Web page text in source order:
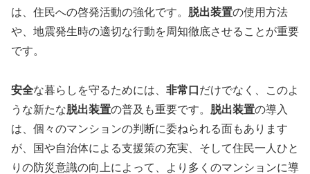
は、住民への啓発活動の強化です。 脱出装置の使用方法
や、地震発生時の適切な行動を周知徹底させることが重要
です。
安全な暮らしを守るためには、 非常口 だけでなく、このよ
うな新たな脱出装置の普及も重要です。 脱出装置の導入
は、個々のマンションの判断に委ねられる面もあります
が、国や自治体による支援策の充実、そして住民一人ひと
りの防災意識の向上によって、より多くのマンションに導